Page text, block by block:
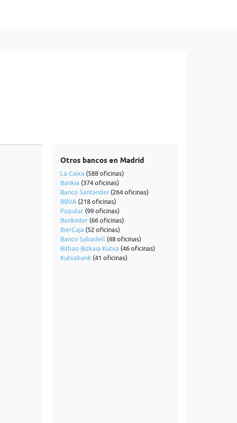
Otros bancos en Madrid
La Caixa (588 oficinas)
Bankia (374 oficinas)
Banco Santander(264 oficinas)
BBVA (218 oficinas)
Popular(99 oficinas)
Bankinter(66 oficinas)
IberCaja (52 oficinas)
Banco Sabadell (48 oficinas)
Bilbao Bizkaia Kutxa (46 oficinas)
Kutxabank (41 oficinas)